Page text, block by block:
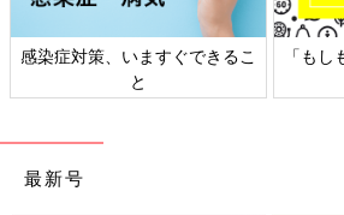
ゃん・
日本外来小児科学会リーフレッ
最新号